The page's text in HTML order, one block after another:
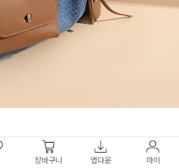
장바구니 앱다운 마이